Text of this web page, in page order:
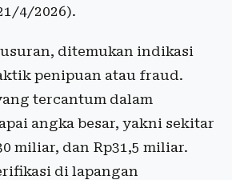
4/2026).
ditemukan indikasi
penipuan atau fraud.
tercantum dalam
angka besar, yakni sekitar
miliar, dan Rp31,5 miliar.
di lapangan